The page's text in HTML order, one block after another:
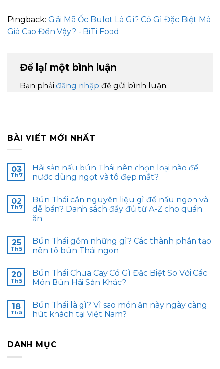
Pingback: Giải Mã Ốc Bulot Là Gì? Có Gì Đặc Biệt Mà
Giá Cao Đến Vậy? - BiTi Food
Để lại một bình luận
Bạn phải đăng nhập để gửi bình luận.
BÀI VIẾT MỚI NHẤT
03
Th7
Hải sản nấu bún Thái nên chọn loại nào để
nước dùng ngọt và tô đẹp mắt?
02
Th7
Bún Thái cần nguyên liệu gì để nấu ngon và
dễ bán? Danh sách đầy đủ từ A-Z cho quán
ăn
25
Th5
Bún Thái gồm những gì? Các thành phần tạo
nên tô bún Thái ngon
20
Th5
Bún Thái Chua Cay Có Gì Đặc Biệt So Với Các
Món Bún Hải Sản Khác?
18
Th5
Bún Thái là gì? Vì sao món ăn này ngày càng
hút khách tại Việt Nam?
DANH MỤC